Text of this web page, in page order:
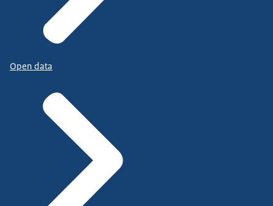
Open data